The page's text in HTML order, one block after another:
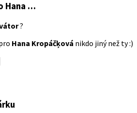
Hana …
?
Hana Kropáčķová nikdo jiný než ty :)